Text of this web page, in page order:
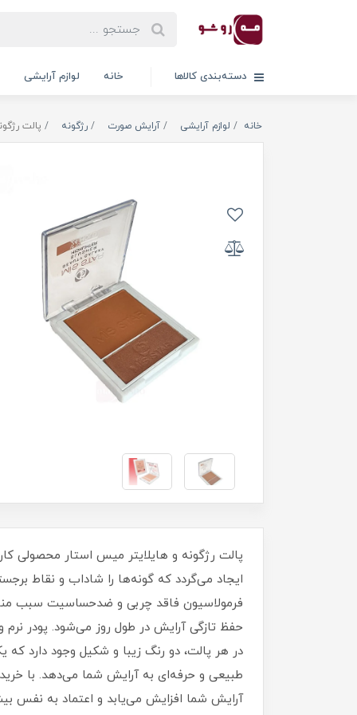
دسته‌بندی کالاها خانه لوازم آرایشی
خانه لوازم آرایشی آرایش صورت رژگونه پالت
پالت رژگونه و هایلایتر میس استار محصولی
ایجاد می‌گردد که گونه‌ها را شاداب و نقاط
فرمولاسیون فاقد چربی و ضدحساسیت سبب
حفظ تازگی آرایش در طول روز می‌شود. پودر
در هر پالت، دو رنگ زیبا و شکیل وجود دارد که
طبیعی و حرفه‌ای به آرایش شما می‌دهد. با
آرایش شما افزایش می‌یابد و اعتماد به‌ نفس